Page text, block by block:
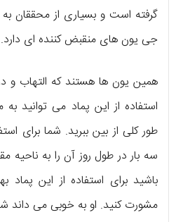
گرفته است و بسیاری از محققان
جی یون های منقبض کننده ای دارد.
همین یون ها هستند که التهاب و
استفاده از این پماد می توانید
طور کلی از بین ببرید. شما برای
سه بار در طول روز آن را به ناحیه
باشید برای استفاده از این
مشورت کنید. او به خوبی می داند